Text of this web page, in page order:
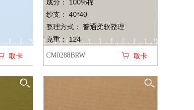
取卡
成分： 100%棉
纱支： 40*40
整理方式： 普通柔软整理
克重： 124
CM0288BRW 取卡